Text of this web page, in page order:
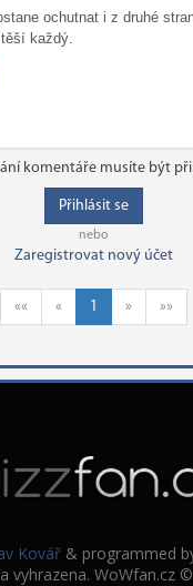
ochutnat i z druhé
každý.
komentáře musíte být
Přihlásit se
nebo
Zaregistrovat nový účet
«« « 1 » »»
Kovář & programmed
vyhrazena. WoWfan.cz